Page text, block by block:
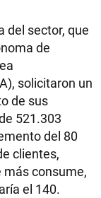
del sector, que
de
solicitaron un
de sus
521.303
del 80
clientes,
consume,
el 140.